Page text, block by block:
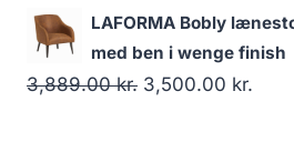
LAFORMA Bobly
med ben i wenge finish
3,889.00kr. 3,500.00 kr.